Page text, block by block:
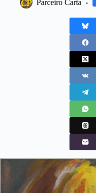
Parceiro Carta